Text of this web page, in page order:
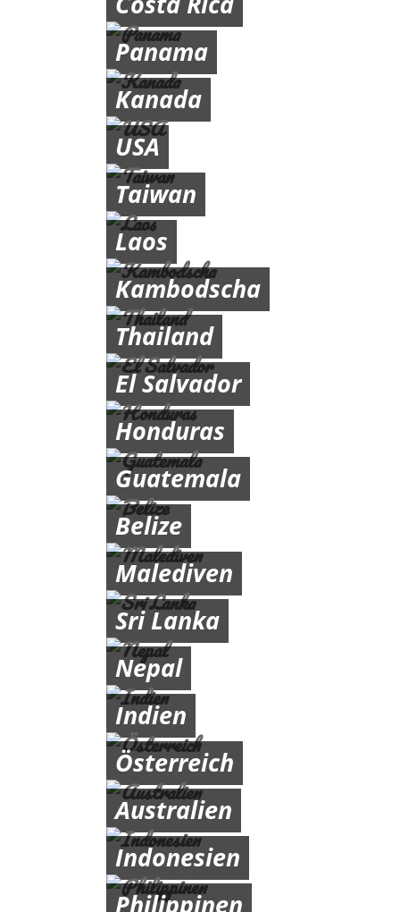
Panama
Kanada
USA
Taiwan
Laos
Kambodscha
Thailand
El Salvador
Honduras
Guatemala
Belize
Malediven
Sri Lanka
Nepal
Indien
Österreich
Australien
Indonesien
Philippinen